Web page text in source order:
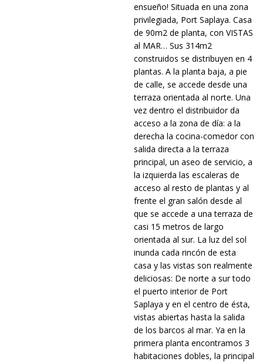
ensueño! Situada en una zona
privilegiada, Port Saplaya. Casa
de 90m2 de planta, con VISTAS
al MAR… Sus 314m2
construidos se distribuyen en 4
plantas. A la planta baja, a pie
de calle, se accede desde una
terraza orientada al norte. Una
vez dentro el distribuidor da
acceso a la zona de día: a la
derecha la cocina-comedor con
salida directa a la terraza
principal, un aseo de servicio, a
la izquierda las escaleras de
acceso al resto de plantas y al
frente el gran salón desde al
que se accede a una terraza de
casi 15 metros de largo
orientada al sur. La luz del sol
inunda cada rincón de esta
casa y las vistas son realmente
deliciosas: De norte a sur todo
el puerto interior de Port
Saplaya y en el centro de ésta,
vistas abiertas hasta la salida
de los barcos al mar. Ya en la
primera planta encontramos 3
habitaciones dobles, la principal